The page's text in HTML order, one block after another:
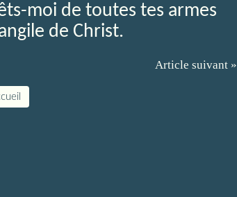
moi de toutes tes armes
de Christ.
Article suivant »